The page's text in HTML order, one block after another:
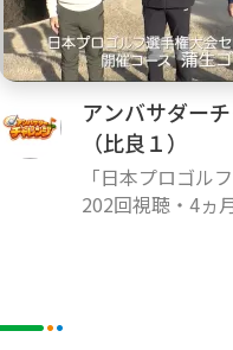
アンバサダー
（比良１）
「日本プロゴル
グループカップ
202回視聴 ・ 4ヵ